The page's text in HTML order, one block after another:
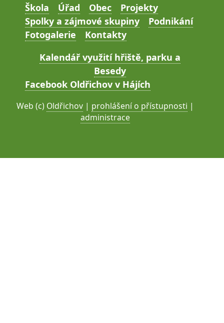
Škola Úřad Obec
Projekty
Spolky a zájmové skupiny
Podnikání
Fotogalerie
Kontakty
Kalendář využití hřiště, parku a
Besedy
Facebook Oldřichov v Hájích
Web (c) Oldřichov | prohlášení o přístupnosti |
administrace